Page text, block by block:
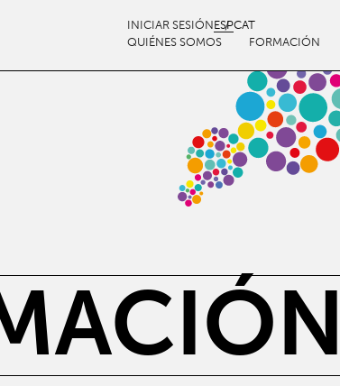
INICIAR SESIÓN ESPCAT
QUIÉNES SOMOS
FORMACIÓN